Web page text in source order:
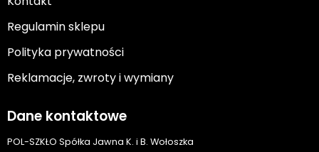
Regulamin sklepu
Polityka prywatności
Reklamacje, zwroty i wymiany
Dane kontaktowe
POL-SZKŁO Spółka Jawna K. i B. Wołoszka